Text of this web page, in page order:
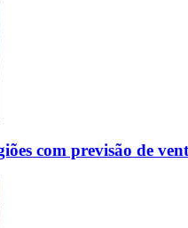
com previsão de